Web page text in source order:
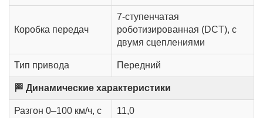
Коробка передач
7-ступенчатая
роботизированная (DCT), с
двумя сцеплениями
Тип привода Передний
🏁 Динамические характеристики
Разгон 0–100 км/ч, с 11,0